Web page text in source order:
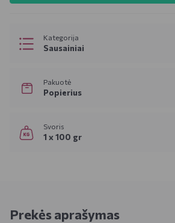
Kategorija
Sausainiai
Pakuotė
Popierius
Svoris
1 x 100 gr
Prekės aprašymas